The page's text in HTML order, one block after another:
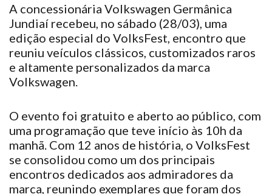
A concessionária Volkswagen Germânica
Jundiaí recebeu , no sábado (28/03), uma
edição especial do VolksFest, encontro que
reuniu veículos clássicos, customizados raros
e altamente personalizados da marca
Volkswagen.
O evento foi gratuito e aberto ao público, com
uma programação que teve início às 10h da
manhã. Com 12 anos de história, o VolksFest
se consolidou como um dos principais
encontros dedicados aos admiradores da
marca, reunindo exemplares que foram dos